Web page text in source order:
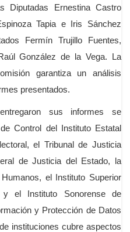
Ernestina Castro
Tapia e Iris Sánchez
Fermín Trujillo Fuentes,
González de la Vega. La
garantiza un análisis
presentados.
sus informes se
Control del Instituto Estatal
el Tribunal de Justicia
de Justicia del Estado, la
el Instituto Superior
el Instituto Sonorense de
y Protección de Datos
instituciones cubre aspectos